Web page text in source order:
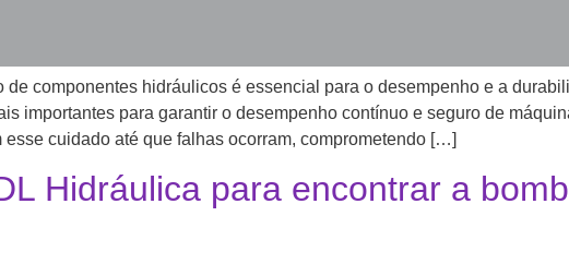
de componentes hidráulicos é essencial para o desempenho e a
importantes para garantir o desempenho contínuo e seguro de
cuidado até que falhas ocorram, comprometendo […]
Hidráulica para encontrar a